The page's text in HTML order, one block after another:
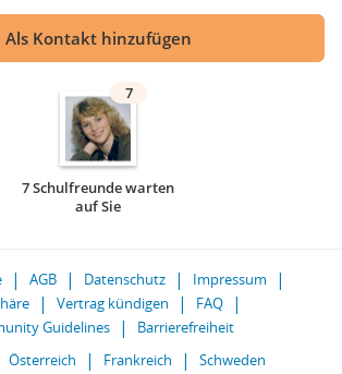
Als Kontakt hinzufügen
7
7 Schulfreunde warten
auf Sie
AGB Datenschutz
Impressum
Vertrag kündigen
FAQ
Guidelines
Barrierefreiheit
Österreich Frankreich Schweden